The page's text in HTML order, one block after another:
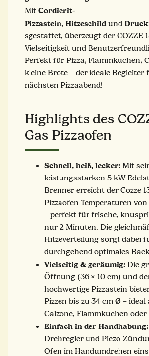
Mit Cordierit-
Pizzastein, Hitzeschild und
sgestattet, überzeugt der COZZE
Vielseitigkeit und
Perfekt für Pizza, Flammkuchen,
kleine Brote – der ideale Begleiter
nächsten Pizzaabend!
Highlights des
Gas Pizzaofen
Schnell, heiß, lecker: Mit
leistungsstarken 5 kW
Brenner erreicht der Cozze
Pizzaofen Temperaturen von
– perfekt für frische,
nur 2 Minuten. Die
Hitzeverteilung sorgt dabei
durchgehend optimales
Vielseitig & geräumig: Die
Öffnung (36 × 10 cm) und
hochwertige Pizzastein
Pizzen bis zu 34 cm Ø –
Calzone, Flammkuchen oder
Einfach in der Handhabung:
Drehregler und Piezo-
Ofen im Handumdrehen